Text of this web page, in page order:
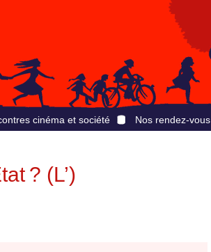
cinéma et société Nos rendez-vous
? (L’)